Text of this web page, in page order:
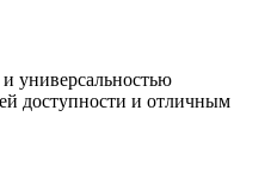
универсальностью
доступности и отличным